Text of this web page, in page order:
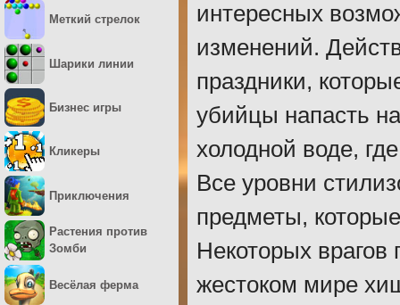
интересных
изменений.
праздники,
убийцы напасть
холодной воде,
Все уровни
предметы,
Некоторых врагов
жестоком мире
Меткий стрелок
Шарики линии
Бизнес игры
Кликеры
Приключения
Растения против
Зомби
Весёлая ферма